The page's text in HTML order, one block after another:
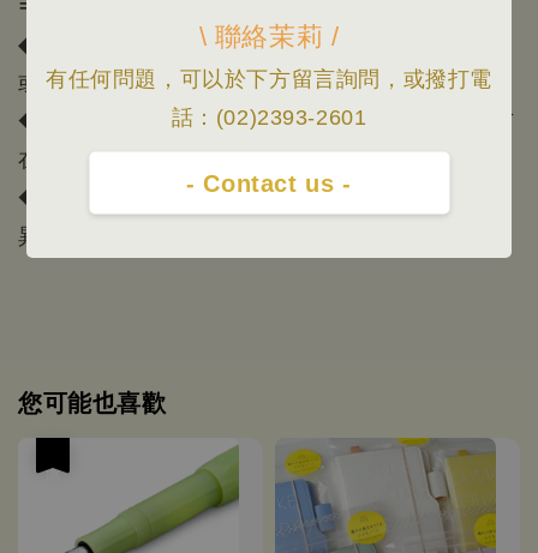
\ 聯絡茉莉 /
有任何問題，可以於下方留言詢問，或撥打電
話：(02)2393-2601
- Contact us -
◆ 下標前，請先私訊詢問需要的款式是否有現貨；
或撥電話02-23932601詢問，感謝您。
◆ 出貨時間等賣場資訊請看首頁「關於我」，門市
在忠孝新生站2號出口附近
◆ 照片會因為顯示器顏色或個人視覺感受有所差
異，本賣場照片/資訊僅供參考，一切以實品為主。
您可能也喜歡